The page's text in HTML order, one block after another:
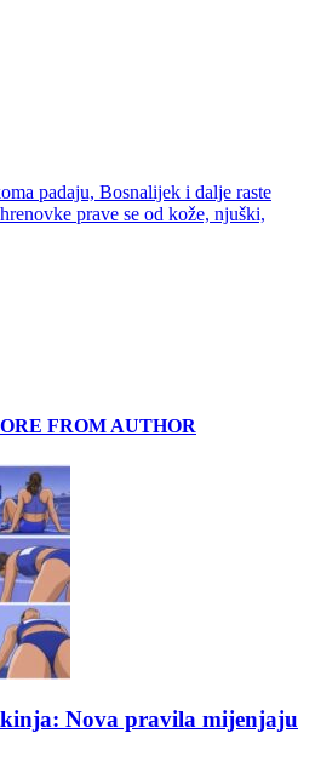
padaju, Bosnalijek i dalje raste
prave se od kože, njuški,
FROM AUTHOR
Nova pravila mijenjaju